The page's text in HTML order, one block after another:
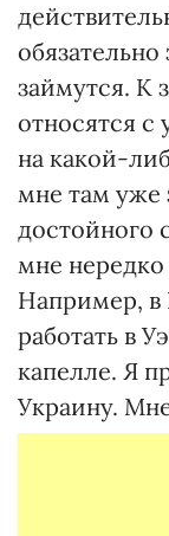
займутся. К
относятся
на какой-
мне там уже
достойного
мне нередко
Например, в
работать в
капелле. Я
Украину.